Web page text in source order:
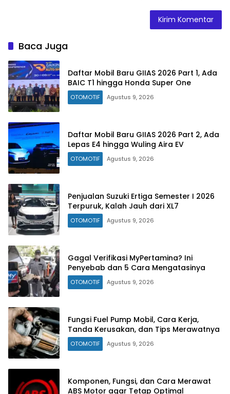
Baca Juga
Daftar Mobil Baru GIIAS 2026 Part 1, Ada
BAIC T1 hingga Honda Super One
OTOMOTIF Agustus 9, 2026
Daftar Mobil Baru GIIAS 2026 Part 2, Ada
Lepas E4 hingga Wuling Aira EV
OTOMOTIF Agustus 9, 2026
Penjualan Suzuki Ertiga Semester I 2026
Terpuruk, Kalah Jauh dari XL7
OTOMOTIF Agustus 9, 2026
Gagal Verifikasi MyPertamina? Ini
Penyebab dan 5 Cara Mengatasinya
OTOMOTIF Agustus 9, 2026
Fungsi Fuel Pump Mobil, Cara Kerja,
Tanda Kerusakan, dan Tips Merawatnya
OTOMOTIF Agustus 9, 2026
Komponen, Fungsi, dan Cara Merawat
ABS Motor agar Tetap Optimal